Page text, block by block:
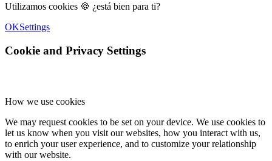
Utilizamos cookies 🍪 ¿está bien para ti?
OKSettings
Cookie and Privacy Settings
How we use cookies
We may request cookies to be set on your device. We use cookies to
let us know when you visit our websites, how you interact with us,
to enrich your user experience, and to customize your relationship
with our website.